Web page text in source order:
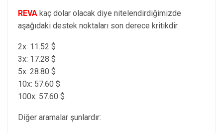
REVA kaç dolar olacak diye nitelendirdiğimizde
aşağıdaki destek noktaları son derece kritikdir.
2x: 11.52 $
3x: 17.28 $
5x: 28.80 $
10x: 57.60 $
100x: 57.60 $
Diğer aramalar şunlardır: